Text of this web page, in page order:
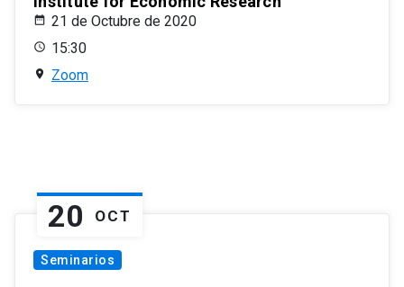
21 de Octubre de 2020
15:30
Zoom
20 OCT
Seminarios